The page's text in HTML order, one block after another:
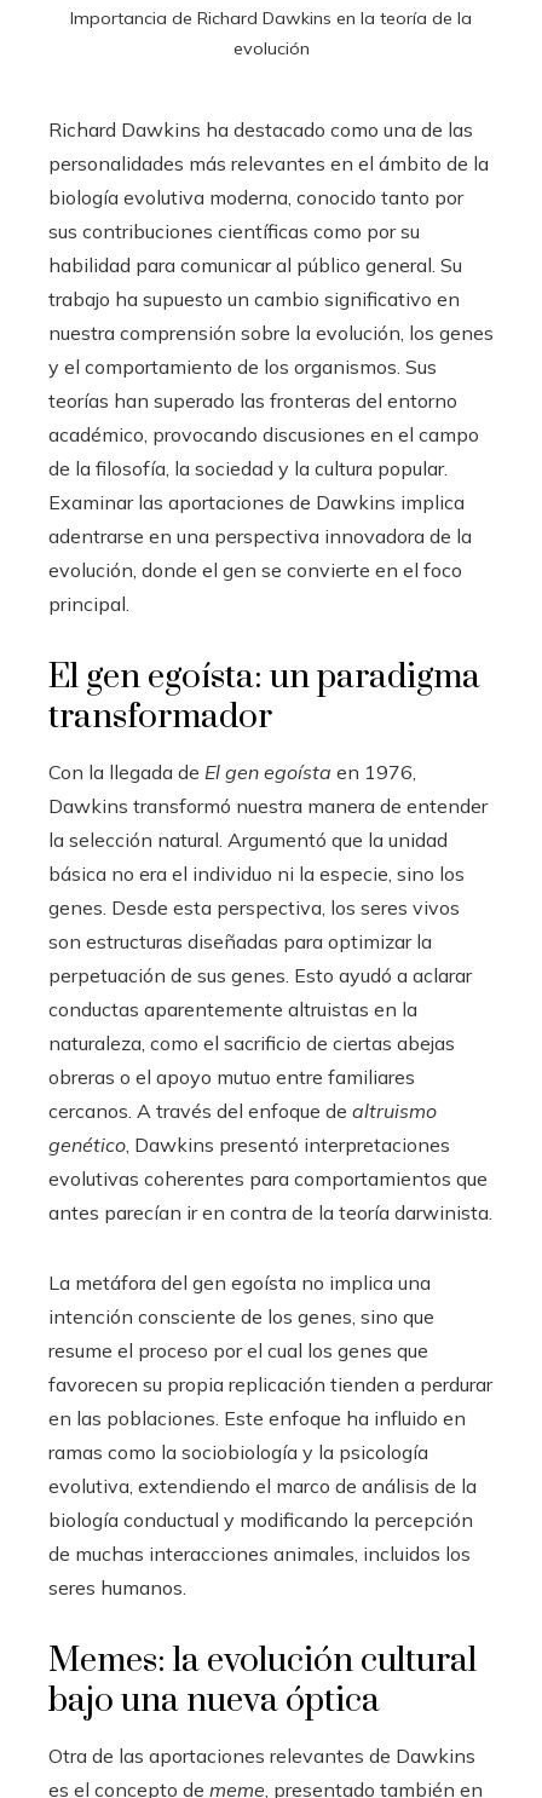
Importancia de Richard Dawkins en la teoría de la
evolución
Richard Dawkins ha destacado como una de las
personalidades más relevantes en el ámbito de la
biología evolutiva moderna, conocido tanto por
sus contribuciones científicas como por su
habilidad para comunicar al público general. Su
trabajo ha supuesto un cambio significativo en
nuestra comprensión sobre la evolución, los genes
y el comportamiento de los organismos. Sus
teorías han superado las fronteras del entorno
académico, provocando discusiones en el campo
de la filosofía, la sociedad y la cultura popular.
Examinar las aportaciones de Dawkins implica
adentrarse en una perspectiva innovadora de la
evolución, donde el gen se convierte en el foco
principal.
El gen egoísta: un paradigma
transformador
Con la llegada de El gen egoísta en 1976,
Dawkins transformó nuestra manera de entender
la selección natural. Argumentó que la unidad
básica no era el individuo ni la especie, sino los
genes. Desde esta perspectiva, los seres vivos
son estructuras diseñadas para optimizar la
perpetuación de sus genes. Esto ayudó a aclarar
conductas aparentemente altruistas en la
naturaleza, como el sacrificio de ciertas abejas
obreras o el apoyo mutuo entre familiares
cercanos. A través del enfoque de altruismo
genético , Dawkins presentó interpretaciones
evolutivas coherentes para comportamientos que
antes parecían ir en contra de la teoría darwinista.
La metáfora del gen egoísta no implica una
intención consciente de los genes, sino que
resume el proceso por el cual los genes que
favorecen su propia replicación tienden a perdurar
en las poblaciones. Este enfoque ha influido en
ramas como la sociobiología y la psicología
evolutiva, extendiendo el marco de análisis de la
biología conductual y modificando la percepción
de muchas interacciones animales, incluidos los
seres humanos.
Memes: la evolución cultural
bajo una nueva óptica
Otra de las aportaciones relevantes de Dawkins
es el concepto de meme , presentado también en